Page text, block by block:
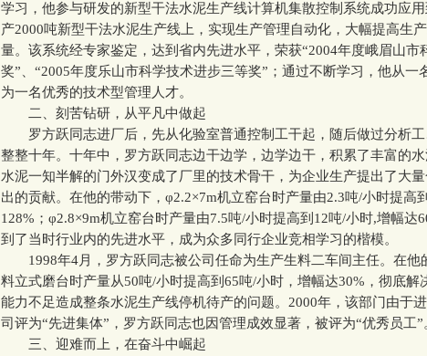
学习，他参与研发的新型干法水泥生产线计算机集散控制系统成功应
产2000吨新型干法水泥生产线上，实现生产管理自动化，大幅提高生
量。该系统经专家鉴定，达到省内先进水平，荣获“2004年度峨眉山市
奖”、“2005年度乐山市科学技术进步三等奖”；通过不断学习，他从一
为一名优秀的技术型管理人才。
二、刻苦钻研，从平凡中做起
罗方跃同志进厂后，先从化验室普通控制工干起，随后做过分析工
整整十年。十年中，罗方跃同志边干边学，边学边干，积累了丰富的
水泥一知半解的门外汉变成了厂里的技术骨干，为企业生产提出了大
出的贡献。在他的带动下，φ2.2×7m机立窑台时产量由2.3吨/小时提高
128%；φ2.8×9m机立窑台时产量由7.5吨/小时提高到12吨/小时,增幅达
到了当时行业内的先进水平，成为众多同行企业竞相学习的楷模。
1998年4月，罗方跃同志被公司任命为生产生料二车间主任。在他
料立式磨台时产量从50吨/小时提高到65吨/小时，增幅达30%，彻底解
能力不足造成整条水泥生产线停机待产的问题。2000年，该部门由于
司评为“先进集体”，罗方跃同志也因管理成效显著，被评为“优秀员工”
三、迎难而上，在奋斗中崛起